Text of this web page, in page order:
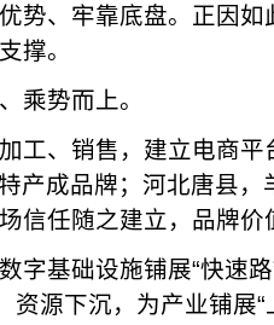
势、牢靠底盘。正因
撑。
乘势而上。
工、销售，建立电商
产成品牌；河北唐县，
信任随之建立，品牌价
字基础设施铺展“快速
源下沉，为产业铺展“